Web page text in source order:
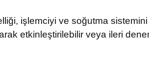
işlemciyi ve soğutma
etkinleştirilebilir veya ileri